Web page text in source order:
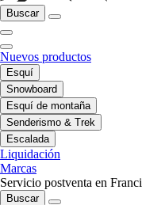
Buscar
Nuevos productos
Esquí
Snowboard
Esquí de montaña
Senderismo & Trek
Escalada
Liquidación
Marcas
Servicio postventa en
Buscar